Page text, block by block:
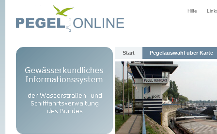
Hilfe
Start Pegelauswahl über Karte